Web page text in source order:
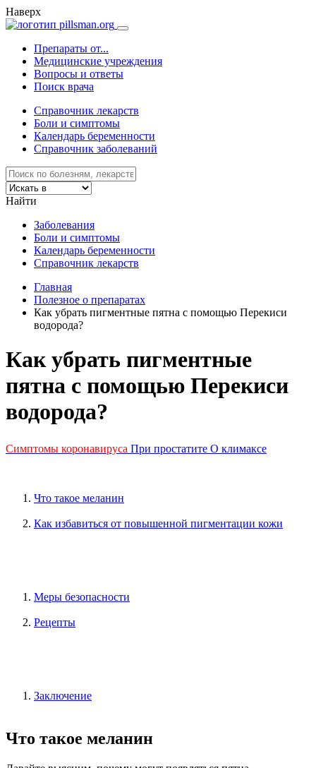
Наверх
Препараты от...
Медицинские учреждения
Вопросы и ответы
Поиск врача
Справочник лекарств
Боли и симптомы
Календарь беременности
Справочник заболеваний
Найти
Заболевания
Боли и симптомы
Календарь беременности
Справочник лекарств
Главная
Полезное о препаратах
Как убрать пигментные пятна с помощью Перекиси
водорода?
Как убрать пигментные
пятна с помощью Перекиси
водорода?
Симптомы коронавируса При простатите О климаксе
Что такое меланин
Как избавиться от повышенной пигментации кожи
Меры безопасности
Рецепты
Заключение
Что такое меланин